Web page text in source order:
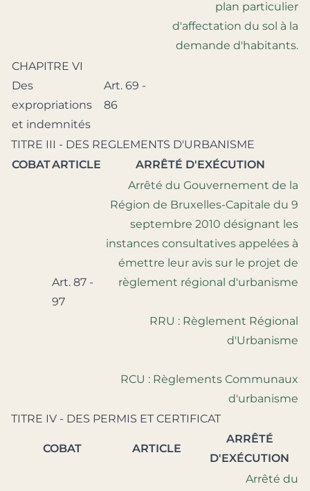
plan particulier
d'affectation du sol à la
demande d'habitants.
CHAPITRE VI
Des
expropriations
et indemnités
Art. 69 -
86
TITRE III - DES REGLEMENTS D'URBANISME
COBATARTICLE ARRÊTÉ D'EXÉCUTION
Art. 87 -
97
Arrêté du Gouvernement de la
Région de Bruxelles-Capitale du 9
septembre 2010 désignant les
instances consultatives appelées à
émettre leur avis sur le projet de
règlement régional d'urbanisme
RRU : Règlement Régional
d'Urbanisme
RCU : Règlements Communaux
d'urbanisme
TITRE IV - DES PERMIS ET CERTIFICAT
COBAT ARTICLE
ARRÊTÉ
D'EXÉCUTION
Arrêté du